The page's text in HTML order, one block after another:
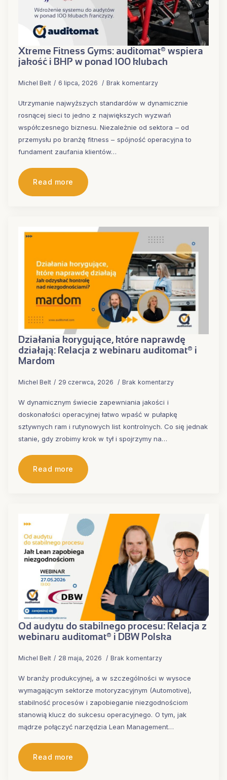
Xtreme Fitness Gyms: auditomat® wspiera
jakość i BHP w ponad 100 klubach
Michel Belt 6 lipca, 2026 Brak komentarzy
Utrzymanie najwyższych standardów w dynamicznie
rosnącej sieci to jedno z największych wyzwań
współczesnego biznesu. Niezależnie od sektora – od
przemysłu po branżę fitness – spójność operacyjna to
fundament zaufania klientów…
Read more
Działania korygujące, które naprawdę
działają: Relacja z webinaru auditomat® i
Mardom
Michel Belt 29 czerwca, 2026 Brak komentarzy
W dynamicznym świecie zapewniania jakości i
doskonałości operacyjnej łatwo wpaść w pułapkę
sztywnych ram i rutynowych list kontrolnych. Co się jednak
stanie, gdy zrobimy krok w tył i spojrzymy na…
Read more
Od audytu do stabilnego procesu: Relacja z
webinaru auditomat® i DBW Polska
Michel Belt 28 maja, 2026 Brak komentarzy
W branży produkcyjnej, a w szczególności w wysoce
wymagającym sektorze motoryzacyjnym (Automotive),
stabilność procesów i zapobieganie niezgodnościom
stanowią klucz do sukcesu operacyjnego. O tym, jak
mądrze połączyć narzędzia Lean Management…
Read more